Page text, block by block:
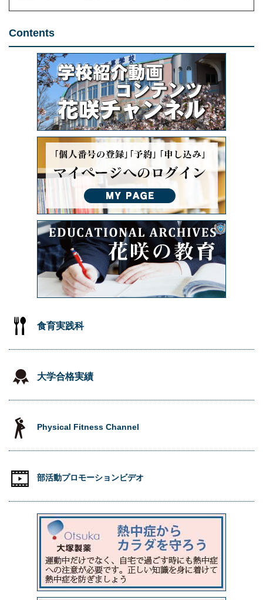
Contents
食育実践科
大学合格実績
Physical Fitness Channel
部活動プロモーションビデオ